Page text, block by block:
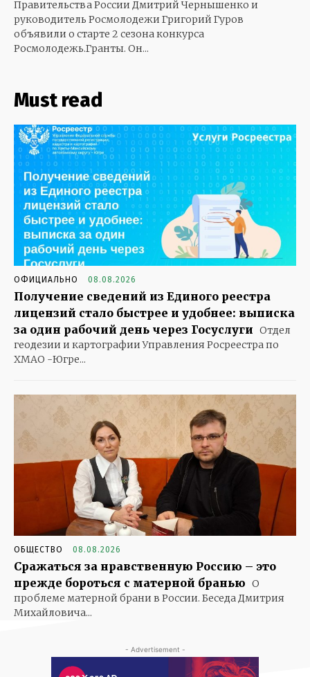
Правительства России Дмитрий Чернышенко и
руководитель Росмолодежи Григорий Гуров
объявили о старте 2 сезона конкурса
Росмолодежь.Гранты. Он...
Must read
ОФИЦИАЛЬНО 08.08.2026
Получение сведений из Единого реестра
лицензий стало быстрее и удобнее: выписка
за один рабочий день через Госуслуги Отдел
геодезии и картографии Управления Росреестра по
ХМАО -Югре...
ОБЩЕСТВО 08.08.2026
Сражаться за нравственную Россию – это
прежде бороться с матерной бранью О
проблеме матерной брани в России. Беседа Дмитрия
Михайловича...
- Advertisement -